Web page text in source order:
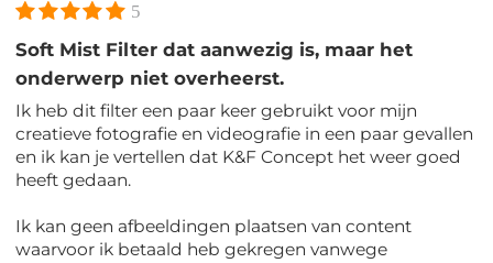
5
Soft Mist Filter dat aanwezig is, maar het
onderwerp niet overheerst.
Ik heb dit filter een paar keer gebruikt voor mijn
creatieve fotografie en videografie in een paar gevallen
en ik kan je vertellen dat K&F Concept het weer goed
heeft gedaan.
Ik kan geen afbeeldingen plaatsen van content
waarvoor ik betaald heb gekregen vanwege